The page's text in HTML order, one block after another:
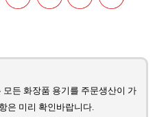
든 화장품 용기를 주문생산이 가
은 미리 확인바랍니다.